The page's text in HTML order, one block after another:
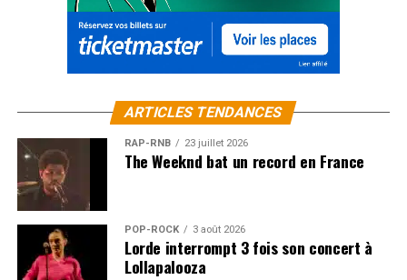
ARTICLES TENDANCES
RAP-RNB 23 juillet 2026
The Weeknd bat un record en France
POP-ROCK 3 août 2026
Lorde interrompt 3 fois son concert à
Lollapalooza